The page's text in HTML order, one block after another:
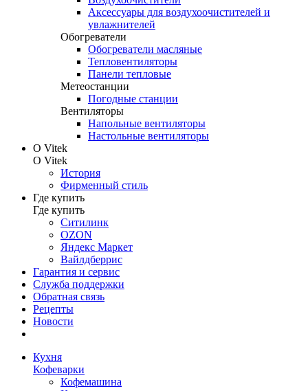
Аксессуары для воздухоочистителей и
увлажнителей
Обогреватели
Обогреватели масляные
Тепловентиляторы
Панели тепловые
Метеостанции
Погодные станции
Вентиляторы
Напольные вентиляторы
Настольные вентиляторы
О Vitek
О Vitek
История
Фирменный стиль
Где купить
Где купить
Ситилинк
OZON
Яндекс Маркет
Вайлдберрис
Гарантия и сервис
Служба поддержки
Обратная связь
Рецепты
Новости
Кухня
Кофеварки
Кофемашина